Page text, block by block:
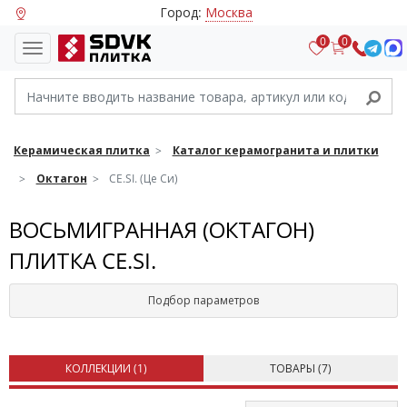
Город: Москва
0 0
Керамическая плитка
Каталог керамогранита и плитки
Октагон
CE.SI. (Це Си)
ВОСЬМИГРАННАЯ (ОКТАГОН)
ПЛИТКА CE.SI.
Подбор параметров
КОЛЛЕКЦИИ (1) ТОВАРЫ (7)